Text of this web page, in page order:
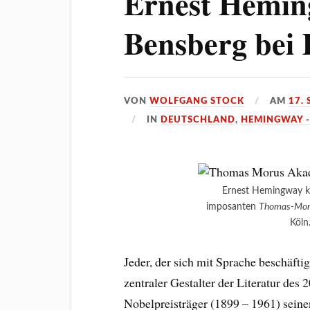
Bensberg bei
VONWOLFGANG STOCK AM17.
IN DEUTSCHLAND, HEMINGWAY
Ernest Hemingway
imposantenThomas-
Jeder, der sich mit Sprache
zentraler Gestalter der Literatur des
Nobelpreisträger (1899 – 1961)